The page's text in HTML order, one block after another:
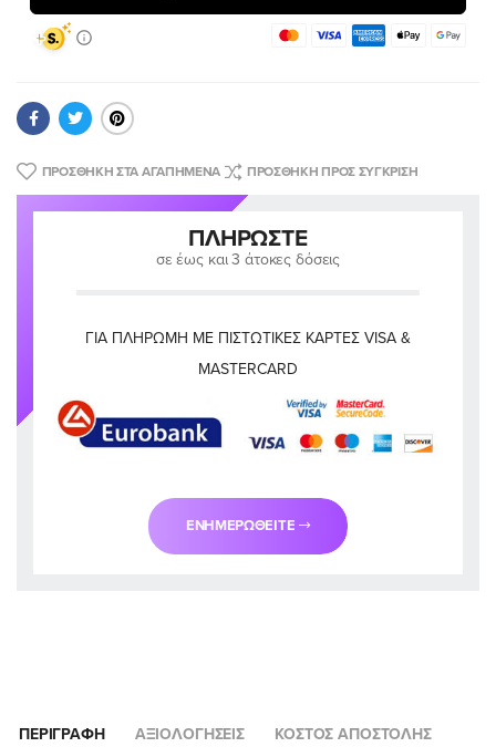
ΠΡΟΣΘΉΚΗ ΣΤΑ ΑΓΑΠΗΜΈΝΑ ΠΡΟΣΘΉΚΗ ΠΡΟΣ ΣΎΓΚΡΙΣΗ
ΠΛΗΡΏΣΤΕ
σε έως και 3 άτοκες δόσεις
ΓΙΑ ΠΛΗΡΩΜΉ ΜΕ ΠΙΣΤΩΤΙΚΈΣ ΚΆΡΤΕΣ VISA &
MASTERCARD
ΕΝΗΜΕΡΩΘΕΊΤΕ
ΠΕΡΙΓΡΑΦΉ ΑΞΙΟΛΟΓΉΣΕΙΣ ΚΌΣΤΟΣ ΑΠΟΣΤΟΛΉΣ